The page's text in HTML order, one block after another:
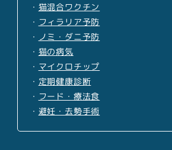
・ 猫混合ワクチン
・ フィラリア予防
・ ノミ・ダニ予防
・ 猫の病気
・ マイクロチップ
・ 定期健康診断
・ フード・療法食
・ 避妊・去勢手術